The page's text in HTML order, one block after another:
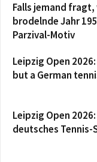
Falls jemand fragt,
brodelnde Jahr
Parzival-Motiv
Leipzig Open
but a German
Leipzig Open
deutsches